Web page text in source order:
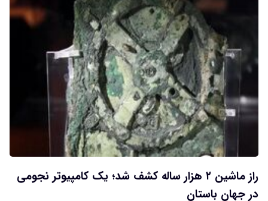
راز ماشین ۲ هزار ساله کشف شد؛ یک کامپیوتر نجومی
در جهان باستان